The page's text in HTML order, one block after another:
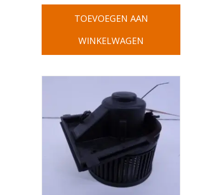
TOEVOEGEN AAN
WINKELWAGEN